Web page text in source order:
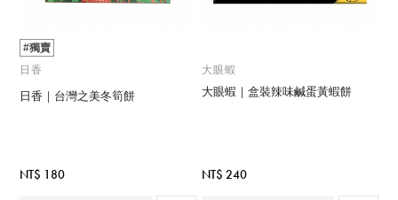
#獨賣
日香
日香｜台灣之美冬筍餅
NT$ 180
大眼蝦
大眼蝦｜盒裝辣味鹹蛋黃蝦餅
NT$ 240